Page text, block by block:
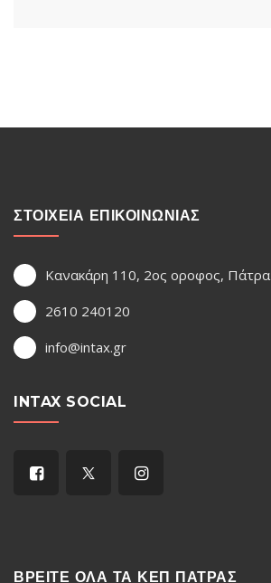
ΣΤΟΙΧΕΙΑ ΕΠΙΚΟΙΝΩΝΙΑΣ
Κανακάρη 110, 2ος οροφος, Πάτρα
2610 240120
info@intax.gr
INTAX SOCIAL
ΒΡΕΙΤΕ ΟΛΑ ΤΑ ΚΕΠ ΠΑΤΡΑΣ